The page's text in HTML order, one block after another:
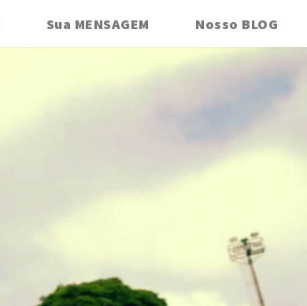
Sua MENSAGEM Nosso BLOG